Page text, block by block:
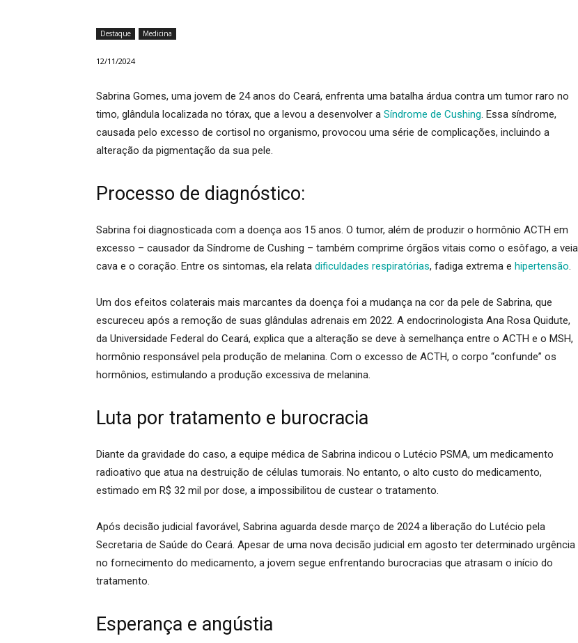
Destaque Medicina
12/11/2024
Sabrina Gomes, uma jovem de 24 anos do Ceará, enfrenta uma batalha árdua contra um tumor raro no
timo, glândula localizada no tórax, que a levou a desenvolver a Síndrome de Cushing . Essa síndrome,
causada pelo excesso de cortisol no organismo, provocou uma série de complicações, incluindo a
alteração da pigmentação da sua pele
Processo de diagnóstico:
Sabrina foi diagnosticada com a doença aos 15 anos . O tumor, além de produzir o hormônio ACTH em
excesso – causador da Síndrome de Cushing – também comprime órgãos vitais como o esôfago, a veia
cava e o coração . Entre os sintomas, ela relata dificuldades respiratórias, fadiga extrema e hipertensão
Um dos efeitos colaterais mais marcantes da doença foi a mudança na cor da pele de Sabrina, que
escureceu após a remoção de suas glândulas adrenais em 2022 . A endocrinologista Ana Rosa Quidute,
da Universidade Federal do Ceará, explica que a alteração se deve à semelhança entre o ACTH e o MSH,
hormônio responsável pela produção de melanina . Com o excesso de ACTH, o corpo “confunde” os
hormônios, estimulando a produção excessiva de melanina
Luta por tratamento e burocracia
Diante da gravidade do caso, a equipe médica de Sabrina indicou o Lutécio PSMA, um medicamento
radioativo que atua na destruição de células tumorais . No entanto, o alto custo do medicamento,
estimado em R$ 32 mil por dose, a impossibilitou de custear o tratamento
Após decisão judicial favorável, Sabrina aguarda desde março de 2024 a liberação do Lutécio pela
Secretaria de Saúde do Ceará . Apesar de uma nova decisão judicial em agosto ter determinado urgência
no fornecimento do medicamento, a jovem segue enfrentando burocracias que atrasam o início do
tratamento
Esperança e angústia